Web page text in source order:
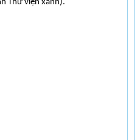
Thư viện xanh).